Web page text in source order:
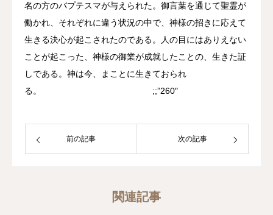
名の方のバプテスマが与えられた。御言葉を通じて聖霊が
働かれ、それぞれに違う状況の中で、神様の招きに応えて
生きる決心が起こされたのである。人の目にはありえない
ことが起こった、神様の御業が成就したことの、生きた証
しである。神は今、まことに生きておられ
る。 ;;”260″
前の記事 次の記事
関連記事